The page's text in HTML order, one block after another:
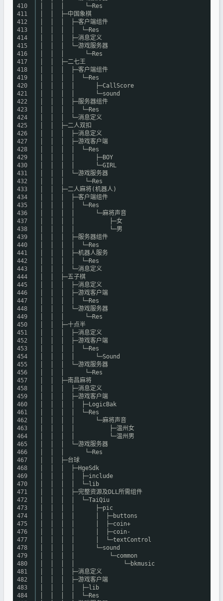
410
411
412
413
414
415
416
417
418
419
420
421
422
423
424
425
426
427
428
429
430
431
432
433
434
435
436
437
438
439
440
441
442
443
444
445
446
447
448
449
450
451
452
453
454
455
456
457
458
459
460
461
462
463
464
465
466
467
468
469
470
471
472
473
474
475
476
477
478
479
480
481
482
483
484
│ │ │ └─Res
│ │ ├─中国象棋
│ │ │ ├─客户端组件
│ │ │ │ └─Res
│ │ │ ├─消息定义
│ │ │ └─游戏服务器
│ │ │ └─Res
│ │ ├─二七王
│ │ │ ├─客户端组件
│ │ │ │ └─Res
│ │ │ │ ├─CallScore
│ │ │ │ └─sound
│ │ │ ├─服务器组件
│ │ │ │ └─Res
│ │ │ └─消息定义
│ │ ├─二人双扣
│ │ │ ├─消息定义
│ │ │ ├─游戏客户端
│ │ │ │ └─Res
│ │ │ │ ├─BOY
│ │ │ │ └─GIRL
│ │ │ └─游戏服务器
│ │ │ └─Res
│ │ ├─二人麻将(机器人)
│ │ │ ├─客户端组件
│ │ │ │ └─Res
│ │ │ │ └─麻将声音
│ │ │ │ ├─女
│ │ │ │ └─男
│ │ │ ├─服务器组件
│ │ │ │ └─Res
│ │ │ ├─机器人服务
│ │ │ │ └─Res
│ │ │ └─消息定义
│ │ ├─五子棋
│ │ │ ├─消息定义
│ │ │ ├─游戏客户端
│ │ │ │ └─Res
│ │ │ └─游戏服务器
│ │ │ └─Res
│ │ ├─十点半
│ │ │ ├─消息定义
│ │ │ ├─游戏客户端
│ │ │ │ └─Res
│ │ │ │ └─Sound
│ │ │ └─游戏服务器
│ │ │ └─Res
│ │ ├─南昌麻将
│ │ │ ├─消息定义
│ │ │ ├─游戏客户端
│ │ │ │ ├─LogicBak
│ │ │ │ └─Res
│ │ │ │ └─麻将声音
│ │ │ │ ├─温州女
│ │ │ │ └─温州男
│ │ │ └─游戏服务器
│ │ │ └─Res
│ │ ├─台球
│ │ │ ├─HgeSdk
│ │ │ │ ├─include
│ │ │ │ └─lib
│ │ │ ├─完整资源及DLL所需组件
│ │ │ │ └─TaiQiu
│ │ │ │ ├─pic
│ │ │ │ │ ├─buttons
│ │ │ │ │ ├─coin+
│ │ │ │ │ ├─coin-
│ │ │ │ │ └─textControl
│ │ │ │ └─sound
│ │ │ │ └─common
│ │ │ │ └─bkmusic
│ │ │ ├─消息定义
│ │ │ ├─游戏客户端
│ │ │ │ ├─lib
│ │ │ │ └─Res